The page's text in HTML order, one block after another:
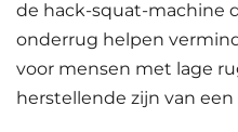
de hack-squat-machine
onderrug helpen
voor mensen met lage
herstellende zijn van een